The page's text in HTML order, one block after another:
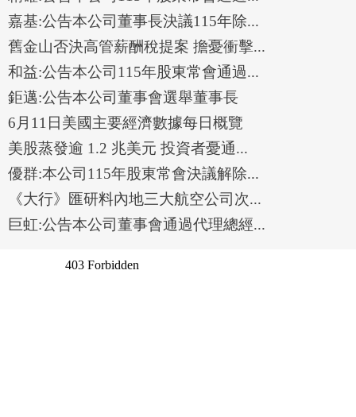
嘉基:公告本公司董事長決議115年除...
舊金山否決高管薪酬稅提案 擔憂衝擊...
和益:公告本公司115年股東常會通過...
鉅邁:公告本公司董事會選舉董事長
6月11日美國主要經濟數據每日概覽
美股蒸發逾 1.2 兆美元 投資者憂通...
優群:本公司115年股東常會決議解除...
《大行》匯研料內地三大航空公司次...
巨虹:公告本公司董事會通過代理總經...